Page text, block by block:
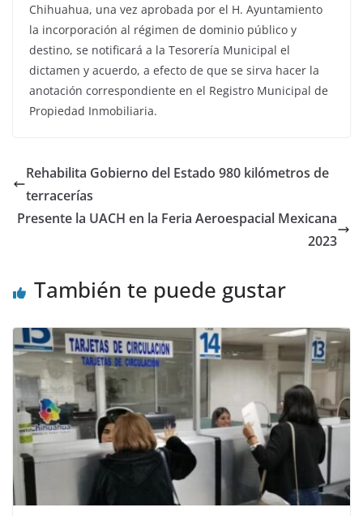
Chihuahua, una vez aprobada por el H. Ayuntamiento
la incorporación al régimen de dominio público y
destino, se notificará a la Tesorería Municipal el
dictamen y acuerdo, a efecto de que se sirva hacer la
anotación correspondiente en el Registro Municipal de
Propiedad Inmobiliaria.
Rehabilita Gobierno del Estado 980 kilómetros de
terracerías
Presente la UACH en la Feria Aeroespacial Mexicana
2023
También te puede gustar